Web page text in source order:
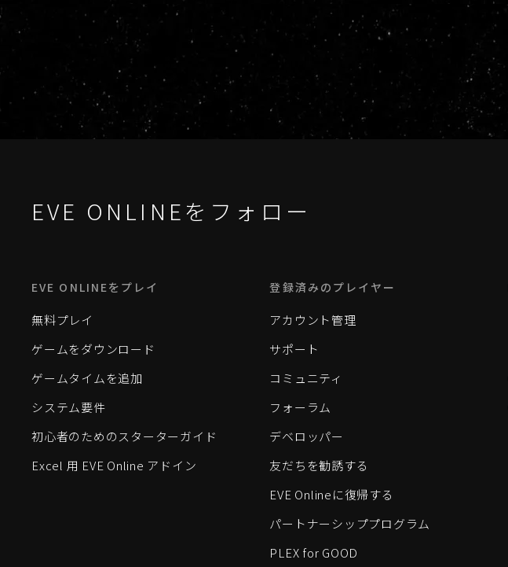
EVE ONLINEをフォロー
EVE ONLINEをプレイ
無料プレイ
ゲームをダウンロード
ゲームタイムを追加
システム要件
初心者のためのスターターガイド
Excel 用 EVE Online アドイン
登録済みのプレイヤー
アカウント管理
サポート
コミュニティ
フォーラム
デベロッパー
友だちを勧誘する
EVE Onlineに復帰する
パートナーシッププログラム
PLEX for GOOD